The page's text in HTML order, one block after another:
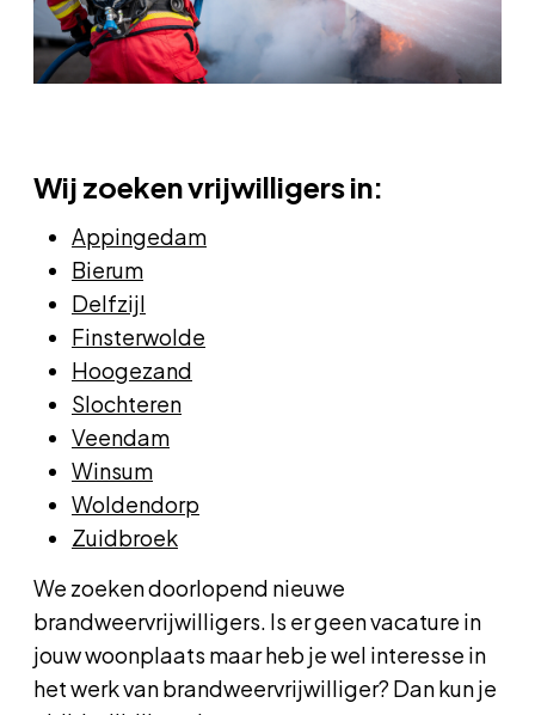
Wij zoeken vrijwilligers in:
Appingedam
Bierum
Delfzijl
Finsterwolde
Hoogezand
Slochteren
Veendam
Winsum
Woldendorp
Zuidbroek
We zoeken doorlopend nieuwe
brandweervrijwilligers. Is er geen vacature in
jouw woonplaats maar heb je wel interesse in
het werk van brandweervrijwilliger? Dan kun je